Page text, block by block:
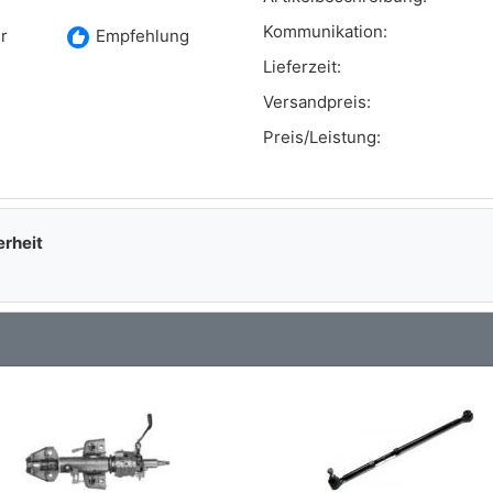
recommend Empfehlung Kommunikation:
Lieferzeit:
Versandpreis:
Preis/Leistung: